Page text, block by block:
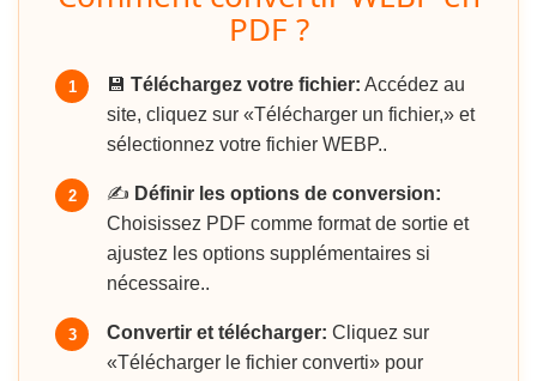
PDF ?
1 💾 Téléchargez votre fichier: Accédez au
site, cliquez sur «Télécharger un fichier,» et
sélectionnez votre fichier WEBP..
2 ✍️ Définir les options de conversion:
Choisissez PDF comme format de sortie et
ajustez les options supplémentaires si
nécessaire..
3 Convertir et télécharger: Cliquez sur
«Télécharger le fichier converti» pour